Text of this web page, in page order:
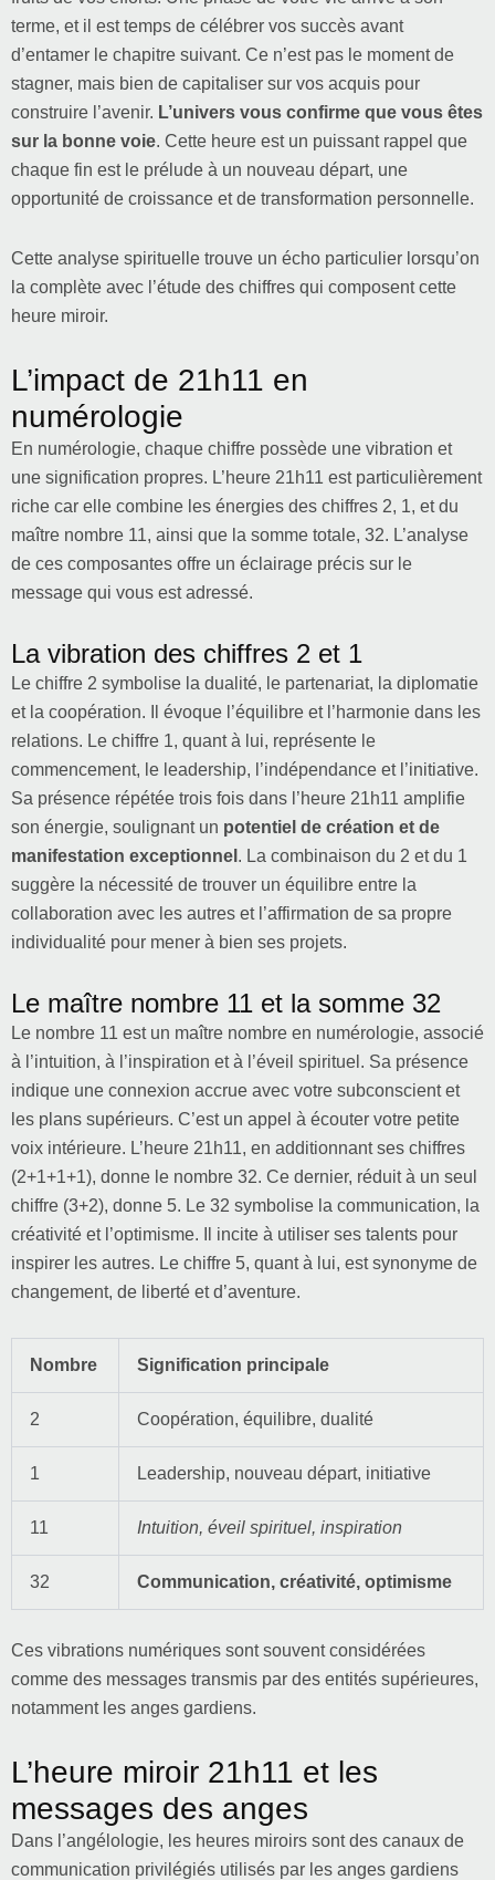
terme, et il est temps de célébrer vos succès avant
d’entamer le chapitre suivant. Ce n’est pas le moment de
stagner, mais bien de capitaliser sur vos acquis pour
construire l’avenir. L’univers vous confirme que vous êtes
sur la bonne voie. Cette heure est un puissant rappel que
chaque fin est le prélude à un nouveau départ, une
opportunité de croissance et de transformation personnelle.
Cette analyse spirituelle trouve un écho particulier lorsqu’on
la complète avec l’étude des chiffres qui composent cette
heure miroir.
L’impact de 21h11 en
numérologie
En numérologie, chaque chiffre possède une vibration et
une signification propres. L’heure 21h11 est particulièrement
riche car elle combine les énergies des chiffres 2, 1, et du
maître nombre 11, ainsi que la somme totale, 32. L’analyse
de ces composantes offre un éclairage précis sur le
message qui vous est adressé.
La vibration des chiffres 2 et 1
Le chiffre 2 symbolise la dualité, le partenariat, la diplomatie
et la coopération. Il évoque l’équilibre et l’harmonie dans les
relations. Le chiffre 1, quant à lui, représente le
commencement, le leadership, l’indépendance et l’initiative.
Sa présence répétée trois fois dans l’heure 21h11 amplifie
son énergie, soulignant un potentiel de création et de
manifestation exceptionnel . La combinaison du 2 et du 1
suggère la nécessité de trouver un équilibre entre la
collaboration avec les autres et l’affirmation de sa propre
individualité pour mener à bien ses projets.
Le maître nombre 11 et la somme 32
Le nombre 11 est un maître nombre en numérologie, associé
à l’intuition, à l’inspiration et à l’éveil spirituel. Sa présence
indique une connexion accrue avec votre subconscient et
les plans supérieurs. C’est un appel à écouter votre petite
voix intérieure. L’heure 21h11, en additionnant ses chiffres
(2+1+1+1), donne le nombre 32. Ce dernier, réduit à un seul
chiffre (3+2), donne 5. Le 32 symbolise la communication, la
créativité et l’optimisme. Il incite à utiliser ses talents pour
inspirer les autres. Le chiffre 5, quant à lui, est synonyme de
changement, de liberté et d’aventure.
Nombre Signification principale
2 Coopération, équilibre, dualité
1 Leadership, nouveau départ, initiative
11 Intuition, éveil spirituel, inspiration
32 Communication, créativité, optimisme
Ces vibrations numériques sont souvent considérées
comme des messages transmis par des entités supérieures,
notamment les anges gardiens.
L’heure miroir 21h11 et les
messages des anges
Dans l’angélologie, les heures miroirs sont des canaux de
communication privilégiés utilisés par les anges gardiens